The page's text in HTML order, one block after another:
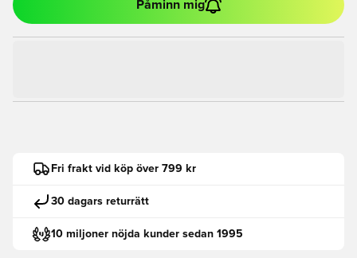
Påminn mig
Fri frakt vid köp över 799 kr
30 dagars returrätt
10 miljoner nöjda kunder sedan 1995